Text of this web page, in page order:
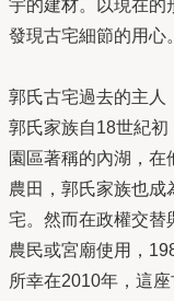
宇的建材。以現在的
發現古宅細節的用心。
郭氏古宅過去的主人
郭氏家族自18世紀
園區著稱的內湖，在
農田，郭氏家族也成
宅。然而在政權交替
農民或宮廟使用，
所幸在2010年，這